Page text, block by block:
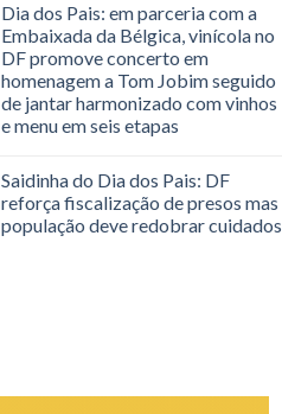
Dia dos Pais: em parceria com a
Embaixada da Bélgica, vinícola no
DF promove concerto em
homenagem a Tom Jobim seguido
de jantar harmonizado com vinhos
e menu em seis etapas
Saidinha do Dia dos Pais: DF
reforça fiscalização de presos mas
população deve redobrar cuidados